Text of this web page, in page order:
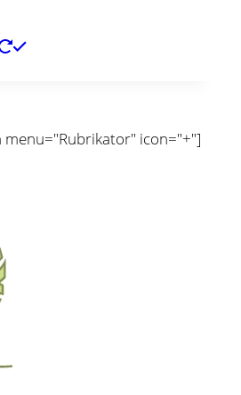
menu="Rubrikator" icon="+"]